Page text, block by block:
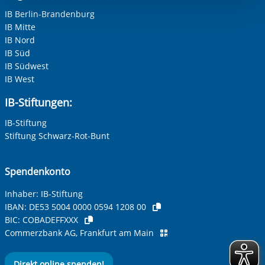
Einwilligung.
Sozialpädagogisch betreutes Jugendwohnen für junge
Erwachsene mit FASD
Sozialpädagogisch betreutes Jugendwohnen für
unbegleitete, minderjährige Geflüchtete
Inobhutnahme unbegleitet minderjähriger Geflüchteter
Additive Zusatzqualifizierung Orientierungskurse
Zweitsprache Deutsch
Adresse (PLZ, Ort, Strasse)
Ihre E-Mail-Adresse
Ihre Telefonnummer
Betreff ihrer Anfrage
Ihre Nachricht*
IB Berlin-Brandenburg
IB Mitte
IB Nord
IB Süd
IB Südwest
IB West
IB-Stiftungen:
IB-Stiftung
Stiftung Schwarz-Rot-Bunt
Spendenkonto
Inhaber: IB-Stiftung
IBAN: DE53 5004 0000 0594 1208 00
BIC: COBADEFFXXX
Commerzbank AG, Frankfurt am Main